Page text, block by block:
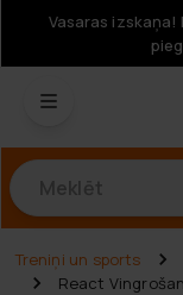
Vasaras izskaņa!
Treniņi un sports
React